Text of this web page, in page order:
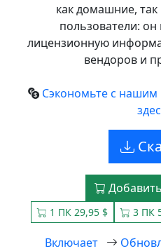
как домашние,
пользователи:
лицензионную
вендоров и
Сэкономьте с
1 ПК 29,95 $ 3 ПК
Включает